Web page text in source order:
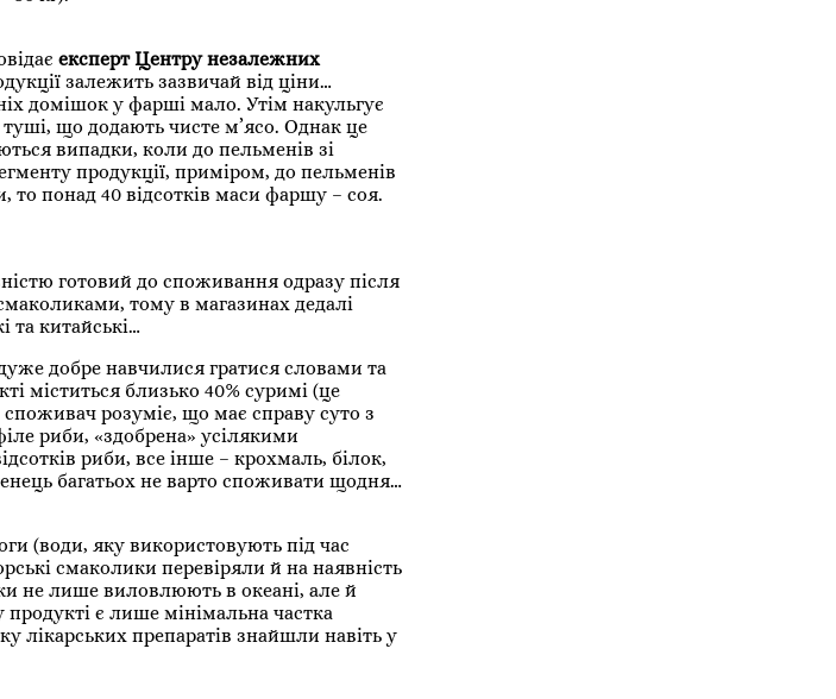
експерт Центру незалежних
залежить зазвичай від ціни…
домішок у фарші мало. Утім накульгує
що додають чисте м’ясо. Однак це
випадки, коли до пельменів зі
продукції, приміром, до пельменів
понад 40 відсотків маси фаршу – соя.
готовий до споживання одразу після
тому в магазинах дедалі
та китайські…
добре навчилися гратися словами та
міститься близько 40% суримі (це
споживач розуміє, що має справу суто з
риби, «здобрена» усілякими
риби, все інше – крохмаль, білок,
багатьох не варто споживати щодня…
(води, яку використовують під час
смаколики перевіряли й на наявність
не лише виловлюють в океані, але й
є лише мінімальна частка
лікарських препаратів знайшли навіть у